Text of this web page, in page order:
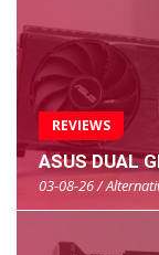
REVIEWS
ASUS DUAL
03-08-26 /